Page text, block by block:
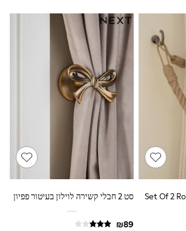
Sun Safe
Sun
Occasion and
Short
Set Of 2 סט 2 חבלי קשירה לוילון בעיטור פפיון